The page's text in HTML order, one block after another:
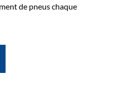
de pneus chaque